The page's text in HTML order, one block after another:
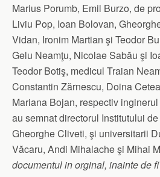
Marius Porumb, Emil Burzo, de
Liviu Pop, Ioan Bolovan,
Vidan, Ironim Martian şi Teodor
Gelu Neamţu, Nicolae Sabău şi
Teodor Botiş, medicul Traian
Constantin Zărnescu, Doina
Mariana Bojan, respectiv
au semnat directorul Institutului de
Gheorghe Cliveti, şi universitarii
Văcaru, Andi Mihalache şi Mihai
documentul in orginal, inainte de